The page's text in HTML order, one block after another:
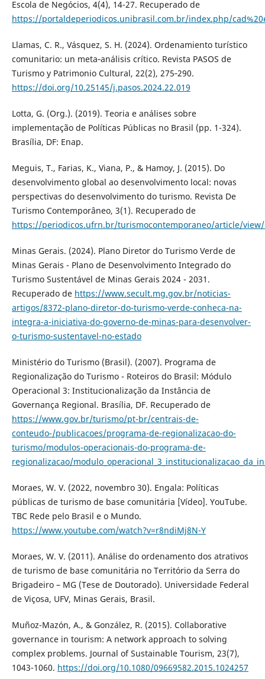
Escola de Negócios, 4(4), 14-27. Recuperado de
https://portaldeperiodicos.unibrasil.com.br/index.php/
Llamas, C. R., Vásquez, S. H. (2024). Ordenamiento turístico
comunitario: un meta‑análisis crítico. Revista PASOS de
Turismo y Patrimonio Cultural, 22(2), 275‑290.
https://doi.org/10.25145/j.pasos.2024.22.019
Lotta, G. (Org.). (2019). Teoria e análises sobre
implementação de Políticas Públicas no Brasil (pp. 1-324).
Brasília, DF: Enap.
Meguis, T., Farias, K., Viana, P., & Hamoy, J. (2015). Do
desenvolvimento global ao desenvolvimento local: novas
perspectivas do desenvolvimento do turismo. Revista De
Turismo Contemporâneo, 3(1). Recuperado de
https://periodicos.ufrn.br/turismocontemporaneo/article/view/
Minas Gerais. (2024). Plano Diretor do Turismo Verde de
Minas Gerais - Plano de Desenvolvimento Integrado do
Turismo Sustentável de Minas Gerais 2024 - 2031.
Recuperado de https://www.secult.mg.gov.br/noticias-
artigos/8372-plano-diretor-do-turismo-verde-conheca-na-
integra-a-iniciativa-do-governo-de-minas-para-desenvolver-
o-turismo-sustentavel-no-estado
Ministério do Turismo (Brasil). (2007). Programa de
Regionalização do Turismo - Roteiros do Brasil: Módulo
Operacional 3: Institucionalização da Instância de
Governança Regional. Brasília, DF. Recuperado de
https://www.gov.br/turismo/pt-br/centrais-de-
conteudo-/publicacoes/programa-de-regionalizacao-do-
turismo/modulos-operacionais-do-programa-de-
regionalizacao/
Moraes, W. V. (2022, novembro 30). Engala: Políticas
públicas de turismo de base comunitária [Vídeo]. YouTube.
TBC Rede pelo Brasil e o Mundo.
https://www.youtube.com/watch?v=r8ndiMj8N-Y
Moraes, W. V. (2011). Análise do ordenamento dos atrativos
de turismo de base comunitária no Território da Serra do
Brigadeiro – MG (Tese de Doutorado). Universidade Federal
de Viçosa, UFV, Minas Gerais, Brasil.
Muñoz-Mazón, A., & González, R. (2015). Collaborative
governance in tourism: A network approach to solving
complex problems. Journal of Sustainable Tourism, 23(7),
1043-1060. https://doi.org/10.1080/09669582.2015.1024257